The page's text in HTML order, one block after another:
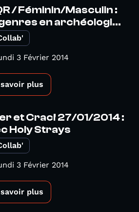
/ Féminin/Masculin :
en archéologi...
3 Février 2014
savoir plus
et Crac! 27/01/2014 :
Holy Strays
3 Février 2014
savoir plus